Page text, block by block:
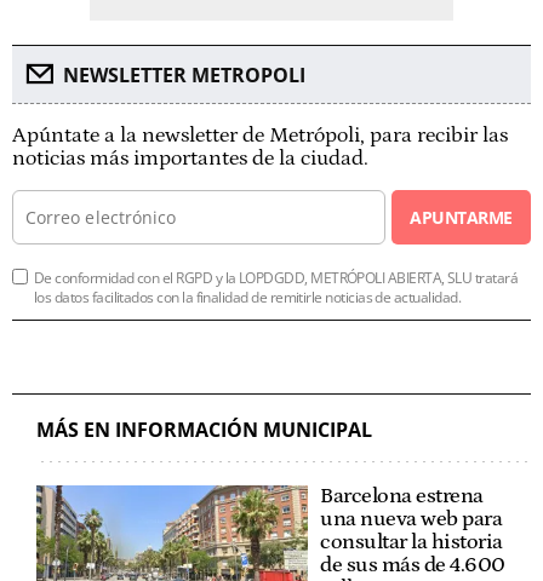
NEWSLETTER METROPOLI
Apúntate a la newsletter de Metrópoli, para recibir las
noticias más importantes de la ciudad.
APUNTARME
De conformidad con el RGPD y la LOPDGDD, METRÓPOLI ABIERTA, SLU tratará
los datos facilitados con la finalidad de remitirle noticias de actualidad.
MÁS EN INFORMACIÓN MUNICIPAL
Barcelona estrena
una nueva web para
consultar la historia
de sus más de 4.600